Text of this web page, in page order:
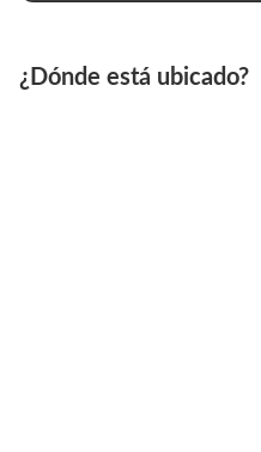
¿Dónde está ubicado?